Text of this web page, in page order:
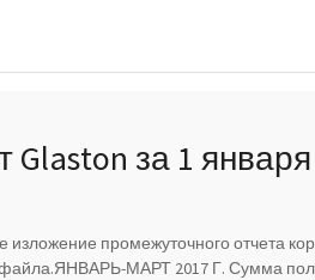
за 1 января
прогноз без
промежуточного отчета
МАРТ 2017 Г. Сумма